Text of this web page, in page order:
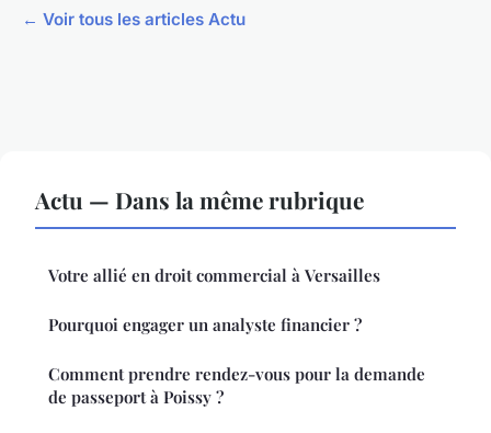
← Voir tous les articles Actu
Actu — Dans la même rubrique
Votre allié en droit commercial à Versailles
Pourquoi engager un analyste financier ?
Comment prendre rendez-vous pour la demande
de passeport à Poissy ?